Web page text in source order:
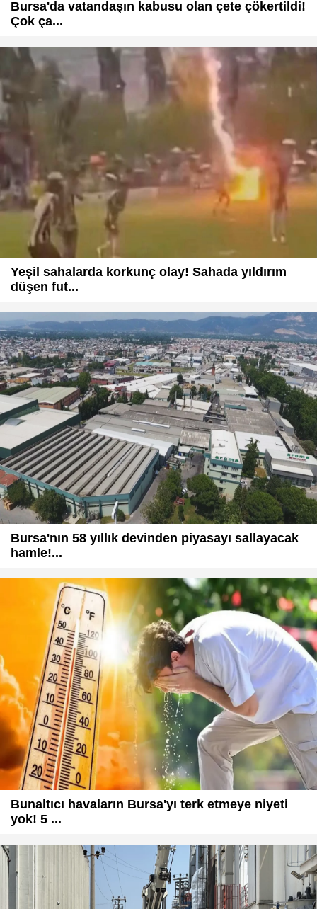
Bursa'da vatandaşın kabusu olan çete çökertildi!
Çok ça...
Yeşil sahalarda korkunç olay! Sahada yıldırım
düşen fut...
Bursa'nın 58 yıllık devinden piyasayı sallayacak
hamle!...
Bunaltıcı havaların Bursa'yı terk etmeye niyeti
yok! 5 ...